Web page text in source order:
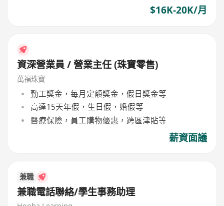
$16K-20K/月
資深營業員 / 營業主任 (珠寶零售)
萬福珠寶
勤工獎金，每月定額獎金，假日獎金等
高達15天年假，生日假，婚假等
醫療保險，員工購物優惠，跨區津貼等
薪資面議
兼職
兼職電話聯絡/學生事務助理